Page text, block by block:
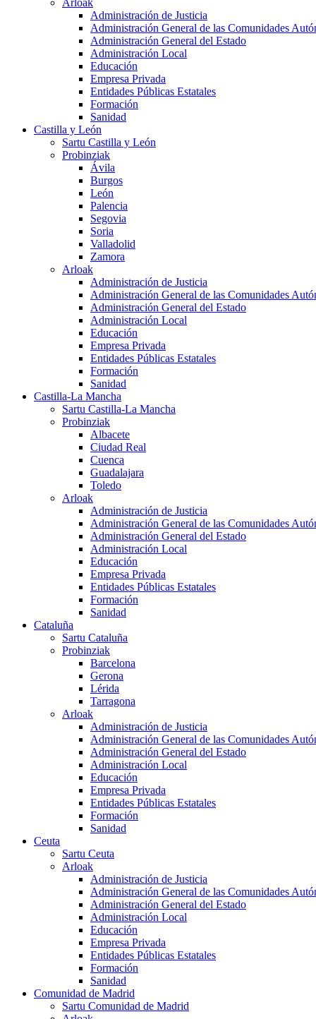
Arloak
Administración de Justicia
Administración General de las Comunidades
Administración General del Estado
Administración Local
Educación
Empresa Privada
Entidades Públicas Estatales
Formación
Sanidad
Castilla y León
Sartu Castilla y León
Probinziak
Ávila
Burgos
León
Palencia
Segovia
Soria
Valladolid
Zamora
Arloak
Administración de Justicia
Administración General de las Comunidades
Administración General del Estado
Administración Local
Educación
Empresa Privada
Entidades Públicas Estatales
Formación
Sanidad
Castilla-La Mancha
Sartu Castilla-La Mancha
Probinziak
Albacete
Ciudad Real
Cuenca
Guadalajara
Toledo
Arloak
Administración de Justicia
Administración General de las Comunidades
Administración General del Estado
Administración Local
Educación
Empresa Privada
Entidades Públicas Estatales
Formación
Sanidad
Cataluña
Sartu Cataluña
Probinziak
Barcelona
Gerona
Lérida
Tarragona
Arloak
Administración de Justicia
Administración General de las Comunidades
Administración General del Estado
Administración Local
Educación
Empresa Privada
Entidades Públicas Estatales
Formación
Sanidad
Ceuta
Sartu Ceuta
Arloak
Administración de Justicia
Administración General de las Comunidades
Administración General del Estado
Administración Local
Educación
Empresa Privada
Entidades Públicas Estatales
Formación
Sanidad
Comunidad de Madrid
Sartu Comunidad de Madrid